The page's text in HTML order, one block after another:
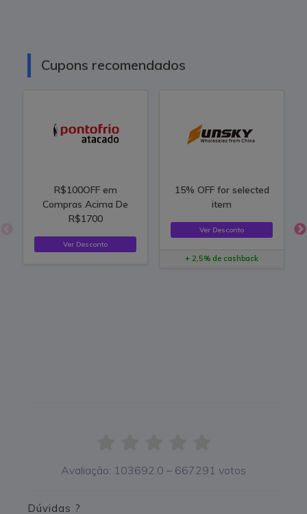
Cupons recomendados
R$100OFF em
Compras Acima De
R$1700
Ver Desconto
15% OFF for selected
item
Ver Desconto
+ 2,5% de cashback
Avaliação: 103692.0 – 667291 votos
Dúvidas ?